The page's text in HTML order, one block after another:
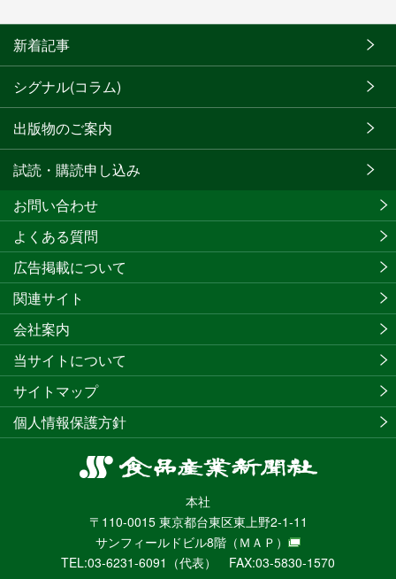
新着記事
シグナル(コラム)
出版物のご案内
試読・購読申し込み
食
産
業
新
聞
本社
〒110-0015 東京都台東区東上野2-1-11
サンフィールドビル8階 （ＭＡＰ）
TEL:03-6231-6091（代表） FAX:03-5830-1570
お問い合わせ
よくある質問
広告掲載について
関連サイト
会社案内
当サイトについて
サイトマップ
個人情報保護方針